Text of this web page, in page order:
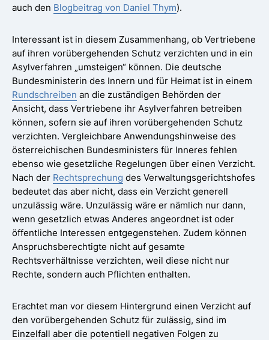
auch den Blogbeitrag von Daniel Thym).
Interessant ist in diesem Zusammenhang, ob Vertriebene
auf ihren vorübergehenden Schutz verzichten und in ein
Asylverfahren „umsteigen“ können. Die deutsche
Bundesministerin des Innern und für Heimat ist in einem
Rundschreiben an die zuständigen Behörden der
Ansicht, dass Vertriebene ihr Asylverfahren betreiben
können, sofern sie auf ihren vorübergehenden Schutz
verzichten. Vergleichbare Anwendungshinweise des
österreichischen Bundesministers für Inneres fehlen
ebenso wie gesetzliche Regelungen über einen Verzicht.
Nach der Rechtsprechung des Verwaltungsgerichtshofes
bedeutet das aber nicht, dass ein Verzicht generell
unzulässig wäre. Unzulässig wäre er nämlich nur dann,
wenn gesetzlich etwas Anderes angeordnet ist oder
öffentliche Interessen entgegenstehen. Zudem können
Anspruchsberechtigte nicht auf gesamte
Rechtsverhältnisse verzichten, weil diese nicht nur
Rechte, sondern auch Pflichten enthalten.
Erachtet man vor diesem Hintergrund einen Verzicht auf
den vorübergehenden Schutz für zulässig, sind im
Einzelfall aber die potentiell negativen Folgen zu